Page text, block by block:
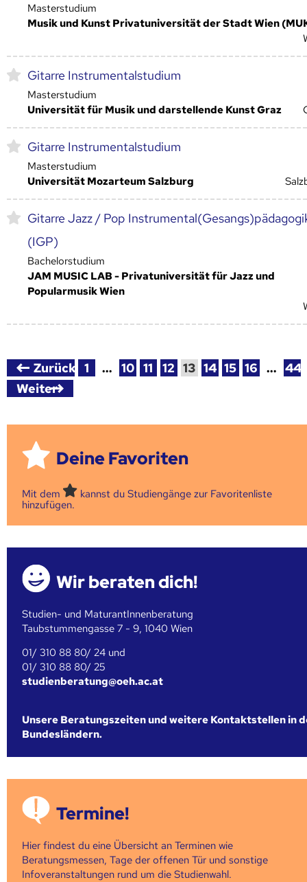
Masterstudium
Musik und Kunst Privatuniversität der Stadt Wien
Gitarre Instrumentalstudium
Masterstudium
Universität für Musik und darstellende Kunst Graz
Gitarre Instrumentalstudium
Masterstudium
Universität Mozarteum Salzburg
Gitarre Jazz / Pop
(IGP)
Bachelorstudium
JAM MUSIC LAB - Privatuniversität für Jazz und
Popularmusik Wien
Zurück 1 … 10 11 12 13 14 15 16 … 44
Weiter
Deine Favoriten
Mit dem
kannst du Studiengänge zur Favoritenliste
hinzufügen.
Wir beraten dich!
Studien- und MaturantInnenberatung
Taubstummengasse 7 - 9, 1040 Wien
01/ 310 88 80/ 24 und
01/ 310 88 80/ 25
studienberatung@oeh.ac.at
Unsere Beratungszeiten und weitere Kontaktstellen in
Bundesländern.
Termine!
Hier findest du eine Übersicht an Terminen wie
Beratungsmessen, Tage der offenen Tür und sonstige
Infoveranstaltungen rund um die Studienwahl.